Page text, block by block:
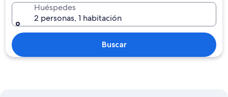
Huéspedes
2 personas, 1 habitación
Buscar